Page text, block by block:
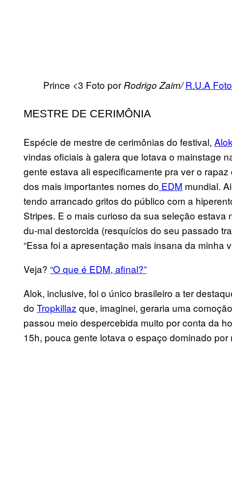
Prince <3 Foto por Rodrigo Zaim/R.U.A
MESTRE DE CERIMÔNIA
Espécie de mestre de cerimônias do festival, Alok
vindas oficiais à galera que lotava o mainstage
gente estava ali especificamente pra ver o
dos mais importantes nomes do EDM mundial.
tendo arrancado gritos do público com a
Stripes. E o mais curioso da sua seleção
du-mal destorcida (resquícios do seu passado
“Essa foi a apresentação mais insana da minha
Veja? “O que é EDM, afinal?”
Alok, inclusive, foi o único brasileiro a ter
do Tropkillaz que, imaginei, geraria uma
passou meio despercebida muito por conta da
15h, pouca gente lotava o espaço dominado